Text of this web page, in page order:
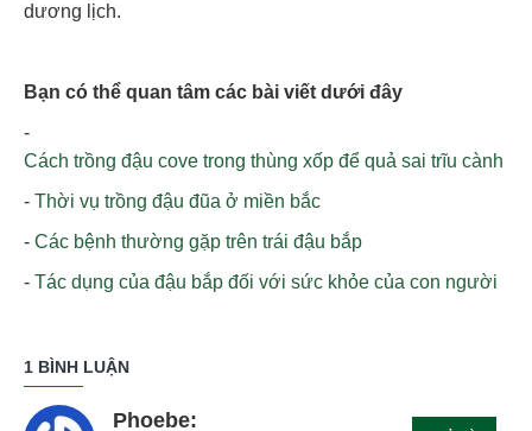
dương lịch.
Bạn có thể quan tâm các bài viết dưới đây
-
Cách trồng đậu cove trong thùng xốp để quả sai trĩu cành
- Thời vụ trồng đậu đũa ở miền bắc
- Các bệnh thường gặp trên trái đậu bắp
- Tác dụng của đậu bắp đối với sức khỏe của con người
1 BÌNH LUẬN
Phoebe: